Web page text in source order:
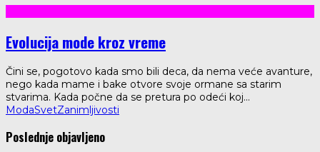
Evolucija mode kroz vreme
Čini se, pogotovo kada smo bili deca, da nema veće avanture,
nego kada mame i bake otvore svoje ormane sa starim
stvarima. Kada počne da se pretura po odeći koj...
ModaSvetZanimljivosti
Poslednje objavljeno